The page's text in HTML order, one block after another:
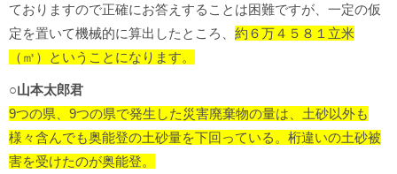
ておりますので正確にお答えすることは困難ですが、一定の仮
定を置いて機械的に算出したところ、 約６万４５８１立米
（㎥）ということになります。
○山本太郎君
9つの県、9つの県で発生した災害廃棄物の量は、土砂以外も
様々含んでも奥能登の土砂量を下回っている。桁違いの土砂被
害を受けたのが奥能登。